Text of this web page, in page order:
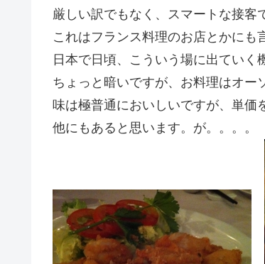
厳しい訳でもなく、スマートな接客
これはフランス料理のお店とかにも
日本で日頃、こういう場に出てい
ちょっと暗いですが、お料理はオー
味は極普通においしいですが、単価
他にもあると思います。が。。。。